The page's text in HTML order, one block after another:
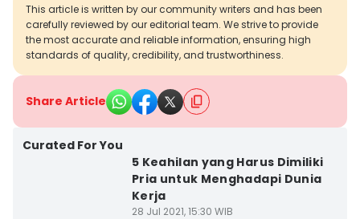
This article is written by our community writers and has been
carefully reviewed by our editorial team. We strive to provide
the most accurate and reliable information, ensuring high
standards of quality, credibility, and trustworthiness.
Share Article
Curated For You
5 Keahilan yang Harus Dimiliki
Pria untuk Menghadapi Dunia
Kerja
28 Jul 2021, 15:30 WIB